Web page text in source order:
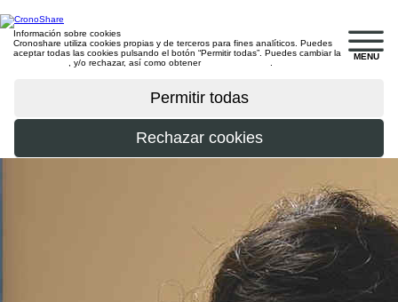
MENU
Información sobre cookies
Cronoshare utiliza cookies propias y de terceros para fines analíticos. Puedes
aceptar todas las cookies pulsando el botón “Permitir todas”. Puedes cambiar la
, y/o rechazar, así como obtener